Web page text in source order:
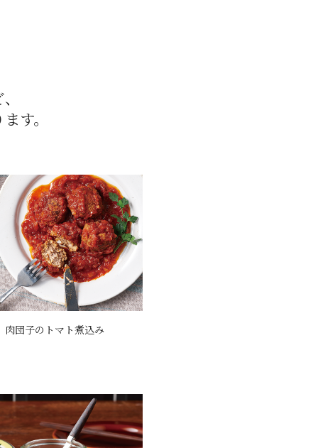
す。
肉団子のトマト煮込み